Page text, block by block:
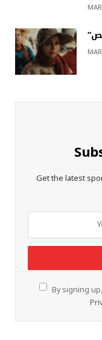
Get the latest
By signing